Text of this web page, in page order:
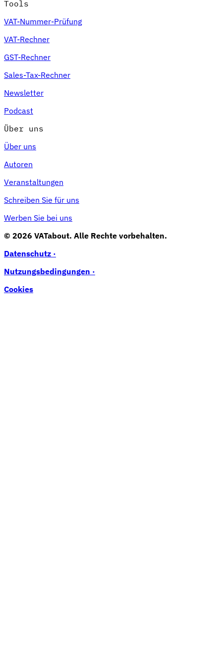
Tools
VAT-Nummer-Prüfung
VAT-Rechner
GST-Rechner
Sales-Tax-Rechner
Newsletter
Podcast
Über uns
Über uns
Autoren
Veranstaltungen
Schreiben Sie für uns
Werben Sie bei uns
© 2026 VATabout. Alle Rechte vorbehalten.
Datenschutz ·
Nutzungsbedingungen ·
Cookies